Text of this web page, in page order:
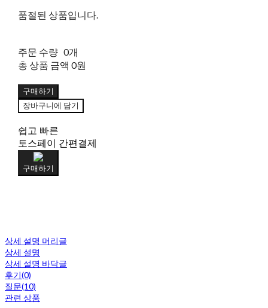
품절된 상품입니다.
주문 수량 0개
총 상품 금액 0원
구매하기
장바구니에 담기
쉽고 빠른
토스페이 간편결제
구매하기
상세 설명 머리글
상세 설명
상세 설명 바닥글
후기(0)
질문(10)
관련 상품